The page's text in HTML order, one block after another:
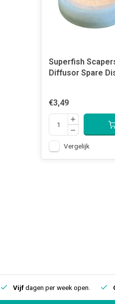
Superfish
Diffusor Spare
€3,49
Vergelijk
Vijfdagen per week open.